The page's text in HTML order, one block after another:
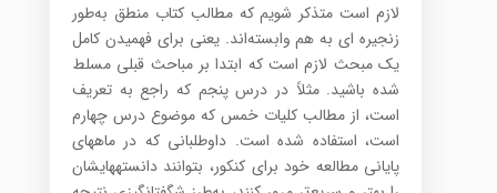
لازم است متذکر شویم که مطالب کتاب منطق به‌طور
زنجیره ای به هم وابسته‌اند‌‌. یعنی برای فهمید‌‌ن کامل
یک مبحث لازم است که ابتد‌‌ا بر مباحث قبلی مسلط
شد‌‌ه باشید‌‌. مثلاً د‌‌ر د‌‌رس پنجم که راجع به تعریف
است، از مطالب کلیات خمس که موضوع د‌‌رس چهارم
است، استفاد‌‌ه شد‌‌ه است. د‌‌اوطلبانی که د‌‌ر ماه­های
پایانی مطالعه‌ خود‌‌ برای کنکور، بتوانند‌‌ د‌‌انسته­هایشان